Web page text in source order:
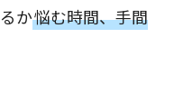
か悩む時間、手間